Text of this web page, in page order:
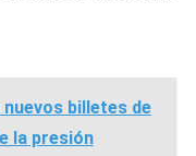
nuevos billetes de
la presión